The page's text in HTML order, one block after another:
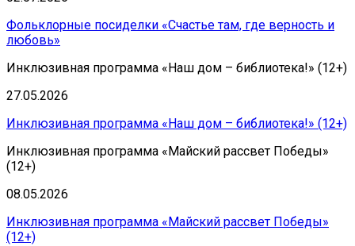
Фольклорные посиделки «Счастье там, где верность и
любовь»
Инклюзивная программа «Наш дом – библиотека!» (12+)
27.05.2026
Инклюзивная программа «Наш дом – библиотека!» (12+)
Инклюзивная программа «Майский рассвет Победы»
(12+)
08.05.2026
Инклюзивная программа «Майский рассвет Победы»
(12+)